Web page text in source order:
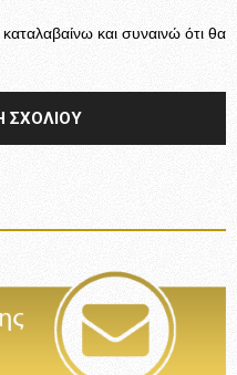
και συναινώ ότι θα